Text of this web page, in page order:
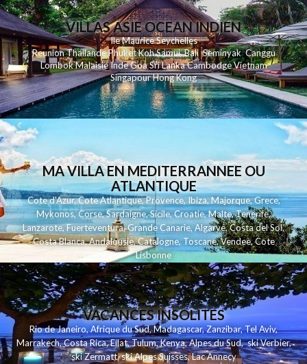
VILLAS ASIE OCEAN INDIEN
Ile MauriceSeychelles
ReunionThailandePhuketKohSamui Bali SeminyakCanggu
LombokMalaisieIndeGoaSri LankaCambodgeVietnam
SingapourHong Kong
MA VILLA EN MEDITERRANNEE OU
ATLANTIQUE
Cote d'Azur,Cote Atlantique,Provence,Ibiza,Majorque,Grece,
Mykonos,Corse,Sardaigne,Sicile,Croatie,Malte,Tenerife,
Lanzarote,Fuerteventura,Grande Canarie,Algarve,Costa del Sol,
Costa Blanca,Andalousie,Catalogne,Toscane,Vendee,Cote
Lisbonne
VACANCES INSOLITES
Rio de Janeiro,Afrique du Sud,Madagascar,Zanzibar,Tel Aviv,
Marrakech,Costa Rica,Eilat,Tulum,Kenya,Alpes du Sud,ski Verbier,
ski Zermatt,ski Alpes Suisses,Lac Annecy